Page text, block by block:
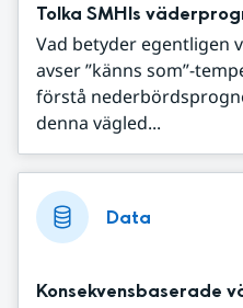
Tolka SMHIs
Vad betyder egentligen
avser ”känns som”-
förstå
denna vägled...
Data
Konsekvensbaserade